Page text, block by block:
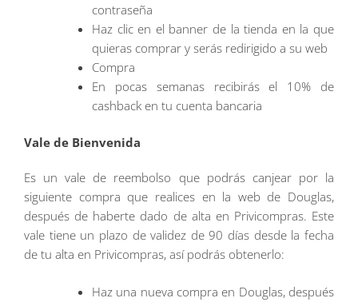
contraseña
Haz clic en el banner de la tienda en la que
quieras comprar y serás redirigido a su web
Compra
En pocas semanas recibirás el 10% de
cashback en tu cuenta bancaria
Vale de Bienvenida
Es un vale de reembolso que podrás canjear por la
siguiente compra que realices en la web de Douglas,
después de haberte dado de alta en Privicompras. Este
vale tiene un plazo de validez de 90 días desde la fecha
de tu alta en Privicompras, así podrás obtenerlo:
Haz una nueva compra en Douglas, después